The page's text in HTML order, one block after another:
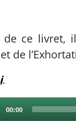
de ce
de
.
Current
00:00